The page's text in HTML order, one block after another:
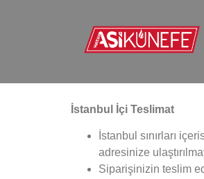
1960’ tan günümüze…
İstanbul İçi Teslimat
İstanbul sınırları
adresinize
Siparişinizin teslim